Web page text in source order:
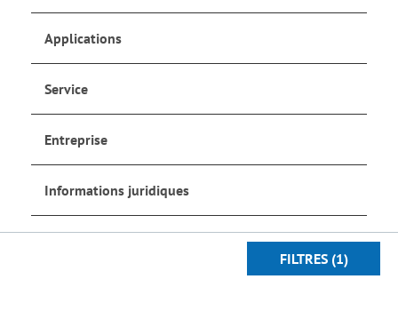
FILTRES(1)
Applications
Service
Entreprise
Informations juridiques